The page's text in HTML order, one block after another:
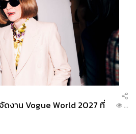
งาน Vogue World 2027 ที่
...